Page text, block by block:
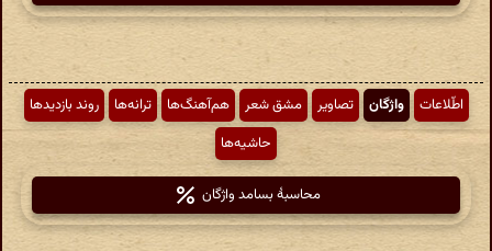
اطّلاعات واژگان تصاویر مشق شعر هم‌آهنگ‌ها ترانه‌ها
روند بازدیدها
حاشیه‌ها
محاسبهٔ بسامد واژگان